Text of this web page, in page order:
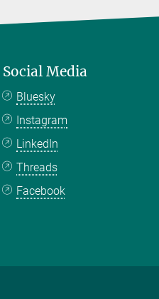
Social Media
Bluesky
Instagram
LinkedIn
Threads
Facebook